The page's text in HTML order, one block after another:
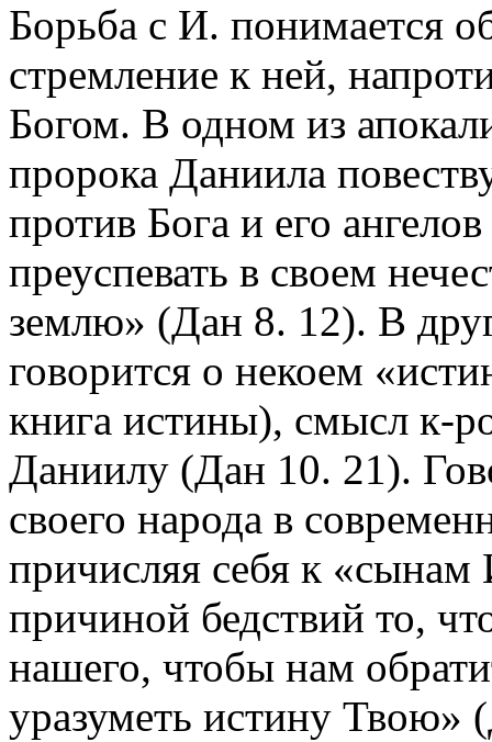
Борьба с И. понимается
стремление к ней,
Богом. В одном из
пророка Даниила
против Бога и его
преуспевать в своем
землю» (Дан 8. 12). В
говорится о некоем
книга истины), смысл к-
Даниилу (Дан 10. 21).
своего народа в
причисляя себя к «сынам
причиной бедствий то,
нашего, чтобы нам
уразуметь истину Твою»